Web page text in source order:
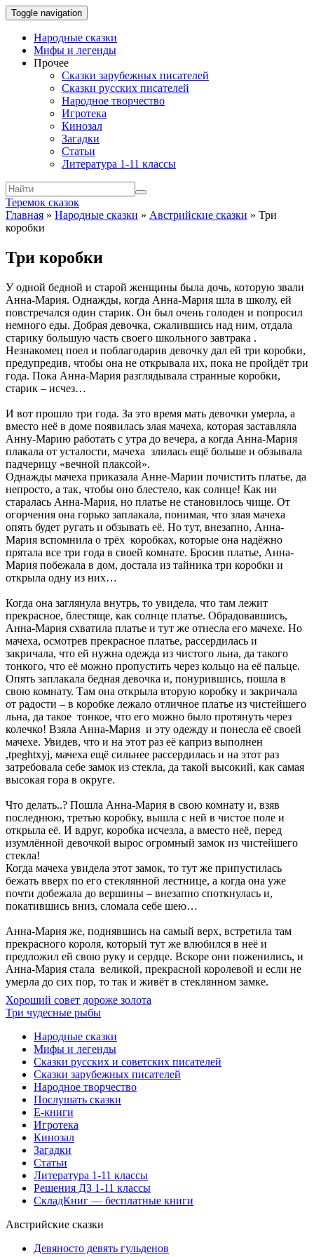
Toggle navigation
Народные сказки
Мифы и легенды
Прочее
Сказки зарубежных писателей
Сказки русских писателей
Народное творчество
Игротека
Кинозал
Загадки
Статьи
Литература 1-11 классы
Теремок сказок
Главная » Народные сказки » Австрийские сказки » Три
коробки
Три коробки
У одной бедной и старой женщины была дочь, которую звали
Анна-Мария. Однажды, когда Анна-Мария шла в школу, ей
повстречался один старик. Он был очень голоден и попросил
немного еды. Добрая девочка, сжалившись над ним, отдала
старику большую часть своего школьного завтрака .
Незнакомец поел и поблагодарив девочку дал ей три коробки,
предупредив, чтобы она не открывала их, пока не пройдёт три
года. Пока Анна-Мария разглядывала странные коробки,
старик – исчез…
И вот прошло три года. За это время мать девочки умерла, а
вместо неё в доме появилась злая мачеха, которая заставляла
Анну-Марию работать с утра до вечера, а когда Анна-Мария
плакала от усталости, мачеха злилась ещё больше и обзывала
падчерицу «вечной плаксой».
Однажды мачеха приказала Анне-Марии почистить платье, да
непросто, а так, чтобы оно блестело, как солнце! Как ни
старалась Анна-Мария, но платье не становилось чище. От
огорчения она горько заплакала, понимая, что злая мачеха
опять будет ругать и обзывать её. Но тут, внезапно, Анна-
Мария вспомнила о трёх коробках, которые она надёжно
прятала все три года в своей комнате. Бросив платье, Анна-
Мария побежала в дом, достала из тайника три коробки и
открыла одну из них…
Когда она заглянула внутрь, то увидела, что там лежит
прекрасное, блестяще, как солнце платье. Обрадовавшись,
Анна-Мария схватила платье и тут же отнесла его мачехе. Но
мачеха, осмотрев прекрасное платье, рассердилась и
закричала, что ей нужна одежда из чистого льна, да такого
тонкого, что её можно пропустить через кольцо на её пальце.
Опять заплакала бедная девочка и, понурившись, пошла в
свою комнату. Там она открыла вторую коробку и закричала
от радости – в коробке лежало отличное платье из чистейшего
льна, да такое тонкое, что его можно было протянуть через
колечко! Взяла Анна-Мария и эту одежду и понесла её своей
мачехе. Увидев, что и на этот раз её каприз выполнен
,tpeghtxyj, мачеха ещё сильнее рассердилась и на этот раз
затребовала себе замок из стекла, да такой высокий, как самая
высокая гора в округе.
Что делать..? Пошла Анна-Мария в свою комнату и, взяв
последнюю, третью коробку, вышла с ней в чистое поле и
открыла её. И вдруг, коробка исчезла, а вместо неё, перед
изумлённой девочкой вырос огромный замок из чистейшего
стекла!
Когда мачеха увидела этот замок, то тут же припустилась
бежать вверх по его стеклянной лестнице, а когда она уже
почти добежала до вершины – внезапно споткнулась и,
покатившись вниз, сломала себе шею…
Анна-Мария же, поднявшись на самый верх, встретила там
прекрасного короля, который тут же влюбился в неё и
предложил ей свою руку и сердце. Вскоре они поженились, и
Анна-Мария стала великой, прекрасной королевой и если не
умерла до сих пор, то так и живёт в стеклянном замке.
Хороший совет дороже золота
Три чудесные рыбы
Народные сказки
Мифы и легенды
Сказки русских и советских писателей
Сказки зарубежных писателей
Народное творчество
Послушать сказки
Е-книги
Игротека
Кинозал
Загадки
Статьи
Литература 1-11 классы
Решения ДЗ 1-11 классы
СкладКниг — бесплатные книги
Австрийские сказки
Девяносто девять гульденов